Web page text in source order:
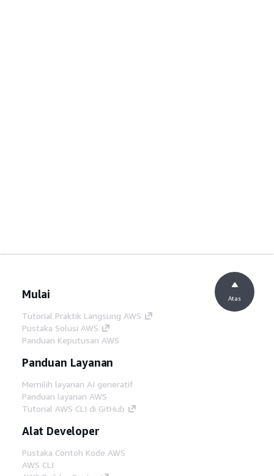
Mulai
Tutorial Praktik Langsung AWS
Pustaka Solusi AWS
Panduan Keputusan AWS
Panduan Layanan
Memilih layanan AI generatif
Panduan layanan AWS
Tutorial AWS CLI di GitHub
Alat Developer
Pustaka Contoh Kode AWS
AWS CLI
Atas